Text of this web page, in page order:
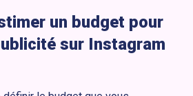
un budget pour
sur Instagram